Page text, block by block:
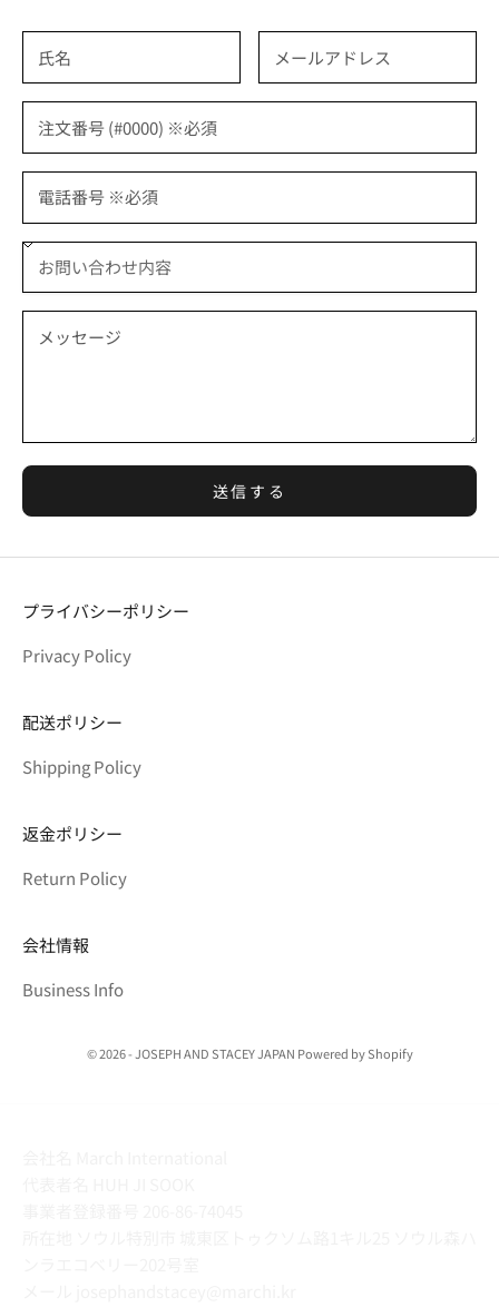
送信する
プライバシーポリシー
Privacy Policy
配送ポリシー
Shipping Policy
返金ポリシー
Return Policy
会社情報
Business Info
© 2026 - JOSEPH AND STACEY JAPAN Powered by Shopify